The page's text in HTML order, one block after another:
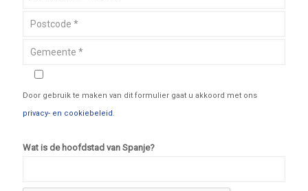
Door gebruik te maken van dit formulier gaat u akkoord met ons
privacy- en cookiebeleid.
Wat is de hoofdstad van Spanje?